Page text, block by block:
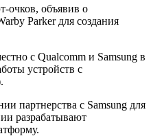
очков, объявив о
Parker для создания
с Qualcomm и Samsung в
устройств с
партнерства с Samsung для
разрабатывают